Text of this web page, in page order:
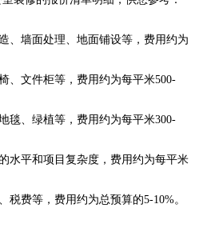
、墙面处理、地面铺设等，费用约为
、文件柜等，费用约为每平米500-
毯、绿植等，费用约为每平米300-
水平和项目复杂度，费用约为每平米
费等，费用约为总预算的5-10%。